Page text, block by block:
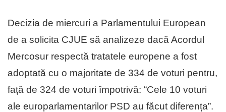
Decizia de miercuri a Parlamentului European
de a solicita CJUE să analizeze dacă Acordul
Mercosur respectă tratatele europene a fost
adoptată cu o majoritate de 334 de voturi pentru,
față de 324 de voturi împotrivă: “Cele 10 voturi
ale europarlamentarilor PSD au făcut diferența”.